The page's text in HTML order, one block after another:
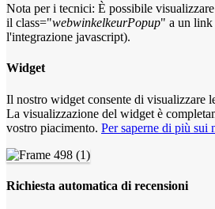
Nota per i tecnici: È possibile
il class="webwinkelkeurPopup" a un link
l'integrazione javascript).
Widget
Il nostro widget consente di visualizzare
La visualizzazione del widget è
vostro piacimento. Per saperne di più sui
Richiesta automatica di recensioni